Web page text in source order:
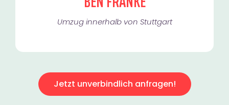
Umzug innerhalb von Stuttgart​
Jetzt unverbindlich anfragen!